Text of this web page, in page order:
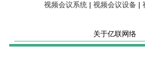
视频会议系统 | 视频会议设备 |
关于亿联网络